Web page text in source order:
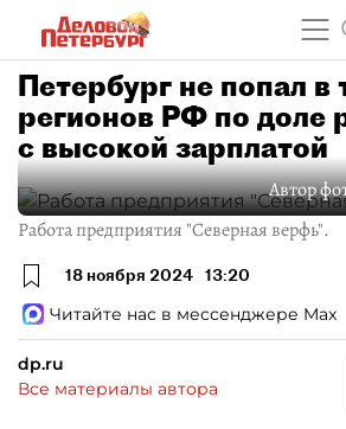
Петербург не попал в
регионов РФ по доле
с высокой зарплатой
Автор
Работа предприятия "Северная верфь".
18 ноября 2024 13:20
Читайте нас в мессенджере Max
dp.ru
Все материалы автора